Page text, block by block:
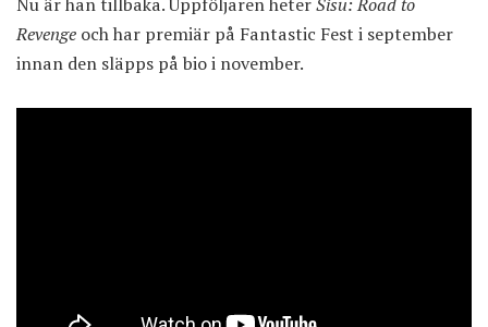
Revenge och har premiär på Fantastic Fest i september
innan den släpps på bio i november.